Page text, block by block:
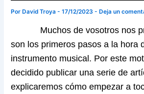
Por David Troya-17/12/2023- Deja un
Muchos de vosotros nos
son los primeros pasos a la hora
instrumento musical. Por este
decidido publicar una serie de
explicaremos cómo empezar a